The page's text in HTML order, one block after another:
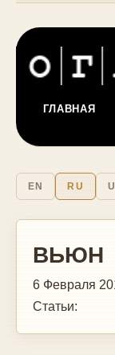
ГЛАВНАЯ
EN RU
ВЬЮН
6 Февраля
Статьи: